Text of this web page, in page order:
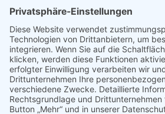
Impressum
Facebook
Instagram